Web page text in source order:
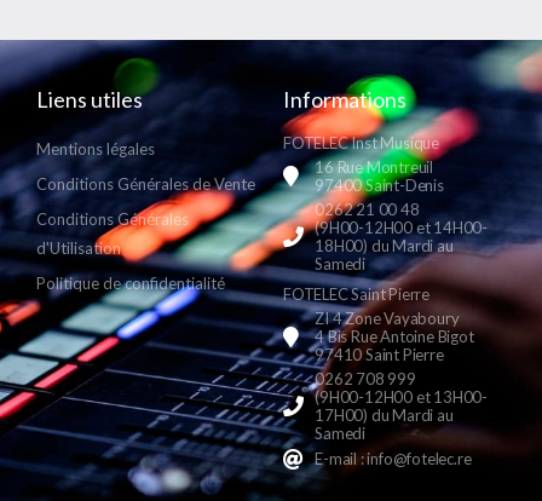
Liens utiles
Mentions légales
Conditions Générales de Vente
Conditions Générales
d'Utilisation
Politique de confidentialité
Informations
FOTELEC Inst Musique
16 Rue Montreuil
97400 Saint-Denis
0262 21 00 48
(9H00-12H00 et 14H00-
18H00) du Mardi au
Samedi
FOTELEC Saint Pierre
ZI 4 Zone Vayaboury
4 Bis Rue Antoine Bigot
97410 Saint Pierre
0262 708 999
(9H00-12H00 et 13H00-
17H00) du Mardi au
Samedi
E-mail : info@fotelec.re